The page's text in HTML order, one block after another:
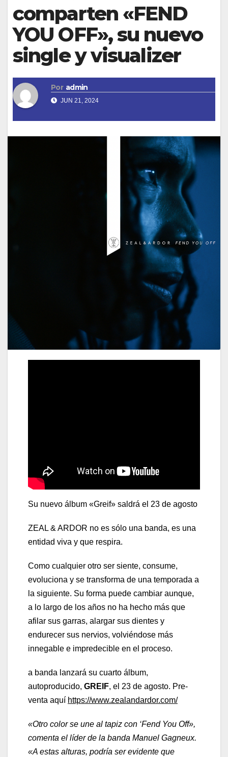
comparten «FEND
YOU OFF», su nuevo
single y visualizer
Por admin
JUN 21, 2024
Su nuevo álbum «Greif» saldrá el 23 de agosto
ZEAL & ARDOR no es sólo una banda, es una
entidad viva y que respira.
Como cualquier otro ser siente, consume,
evoluciona y se transforma de una temporada a
la siguiente. Su forma puede cambiar aunque,
a lo largo de los años no ha hecho más que
afilar sus garras, alargar sus dientes y
endurecer sus nervios, volviéndose más
innegable e impredecible en el proceso.
a banda lanzará su cuarto álbum,
autoproducido, GREIF, el 23 de agosto. Pre-
venta aquí https://www.zealandardor.com/
«Otro color se une al tapiz con ‘Fend You Off»,
comenta el líder de la banda Manuel Gagneux.
«A estas alturas, podría ser evidente que